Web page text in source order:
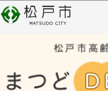
こ
の
の